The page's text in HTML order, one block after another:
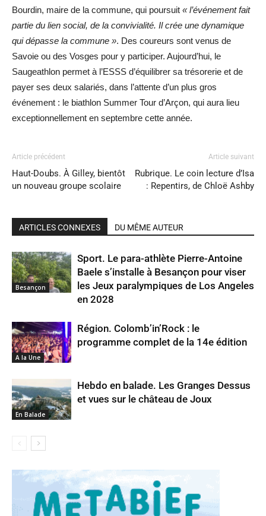
Bourdin, maire de la commune, qui poursuit « l’événement fait
partie du lien social, de la convivialité. Il crée une dynamique
qui dépasse la commune ». Des coureurs sont venus de
Savoie ou des Vosges pour y participer. Aujourd’hui, le
Saugeathlon permet à l’ESSS d’équilibrer sa trésorerie et de
payer ses deux salariés, dans l’attente d’un plus gros
événement : le biathlon Summer Tour d’Arçon, qui aura lieu
exceptionnellement en septembre cette année.
Article précédent
Haut-Doubs. À Gilley, bientôt
un nouveau groupe scolaire
Article suivant
Rubrique. Le coin lecture d’Isa
: Repentirs, de Chloë Ashby
ARTICLES CONNEXES DU MÊME AUTEUR
Besançon
Sport. Le para-athlète Pierre-Antoine
Baele s’installe à Besançon pour viser
les Jeux paralympiques de Los Angeles
en 2028
A la Une
Région. Colomb’in’Rock : le
programme complet de la 14e édition
En Balade
Hebdo en balade. Les Granges Dessus
et vues sur le château de Joux